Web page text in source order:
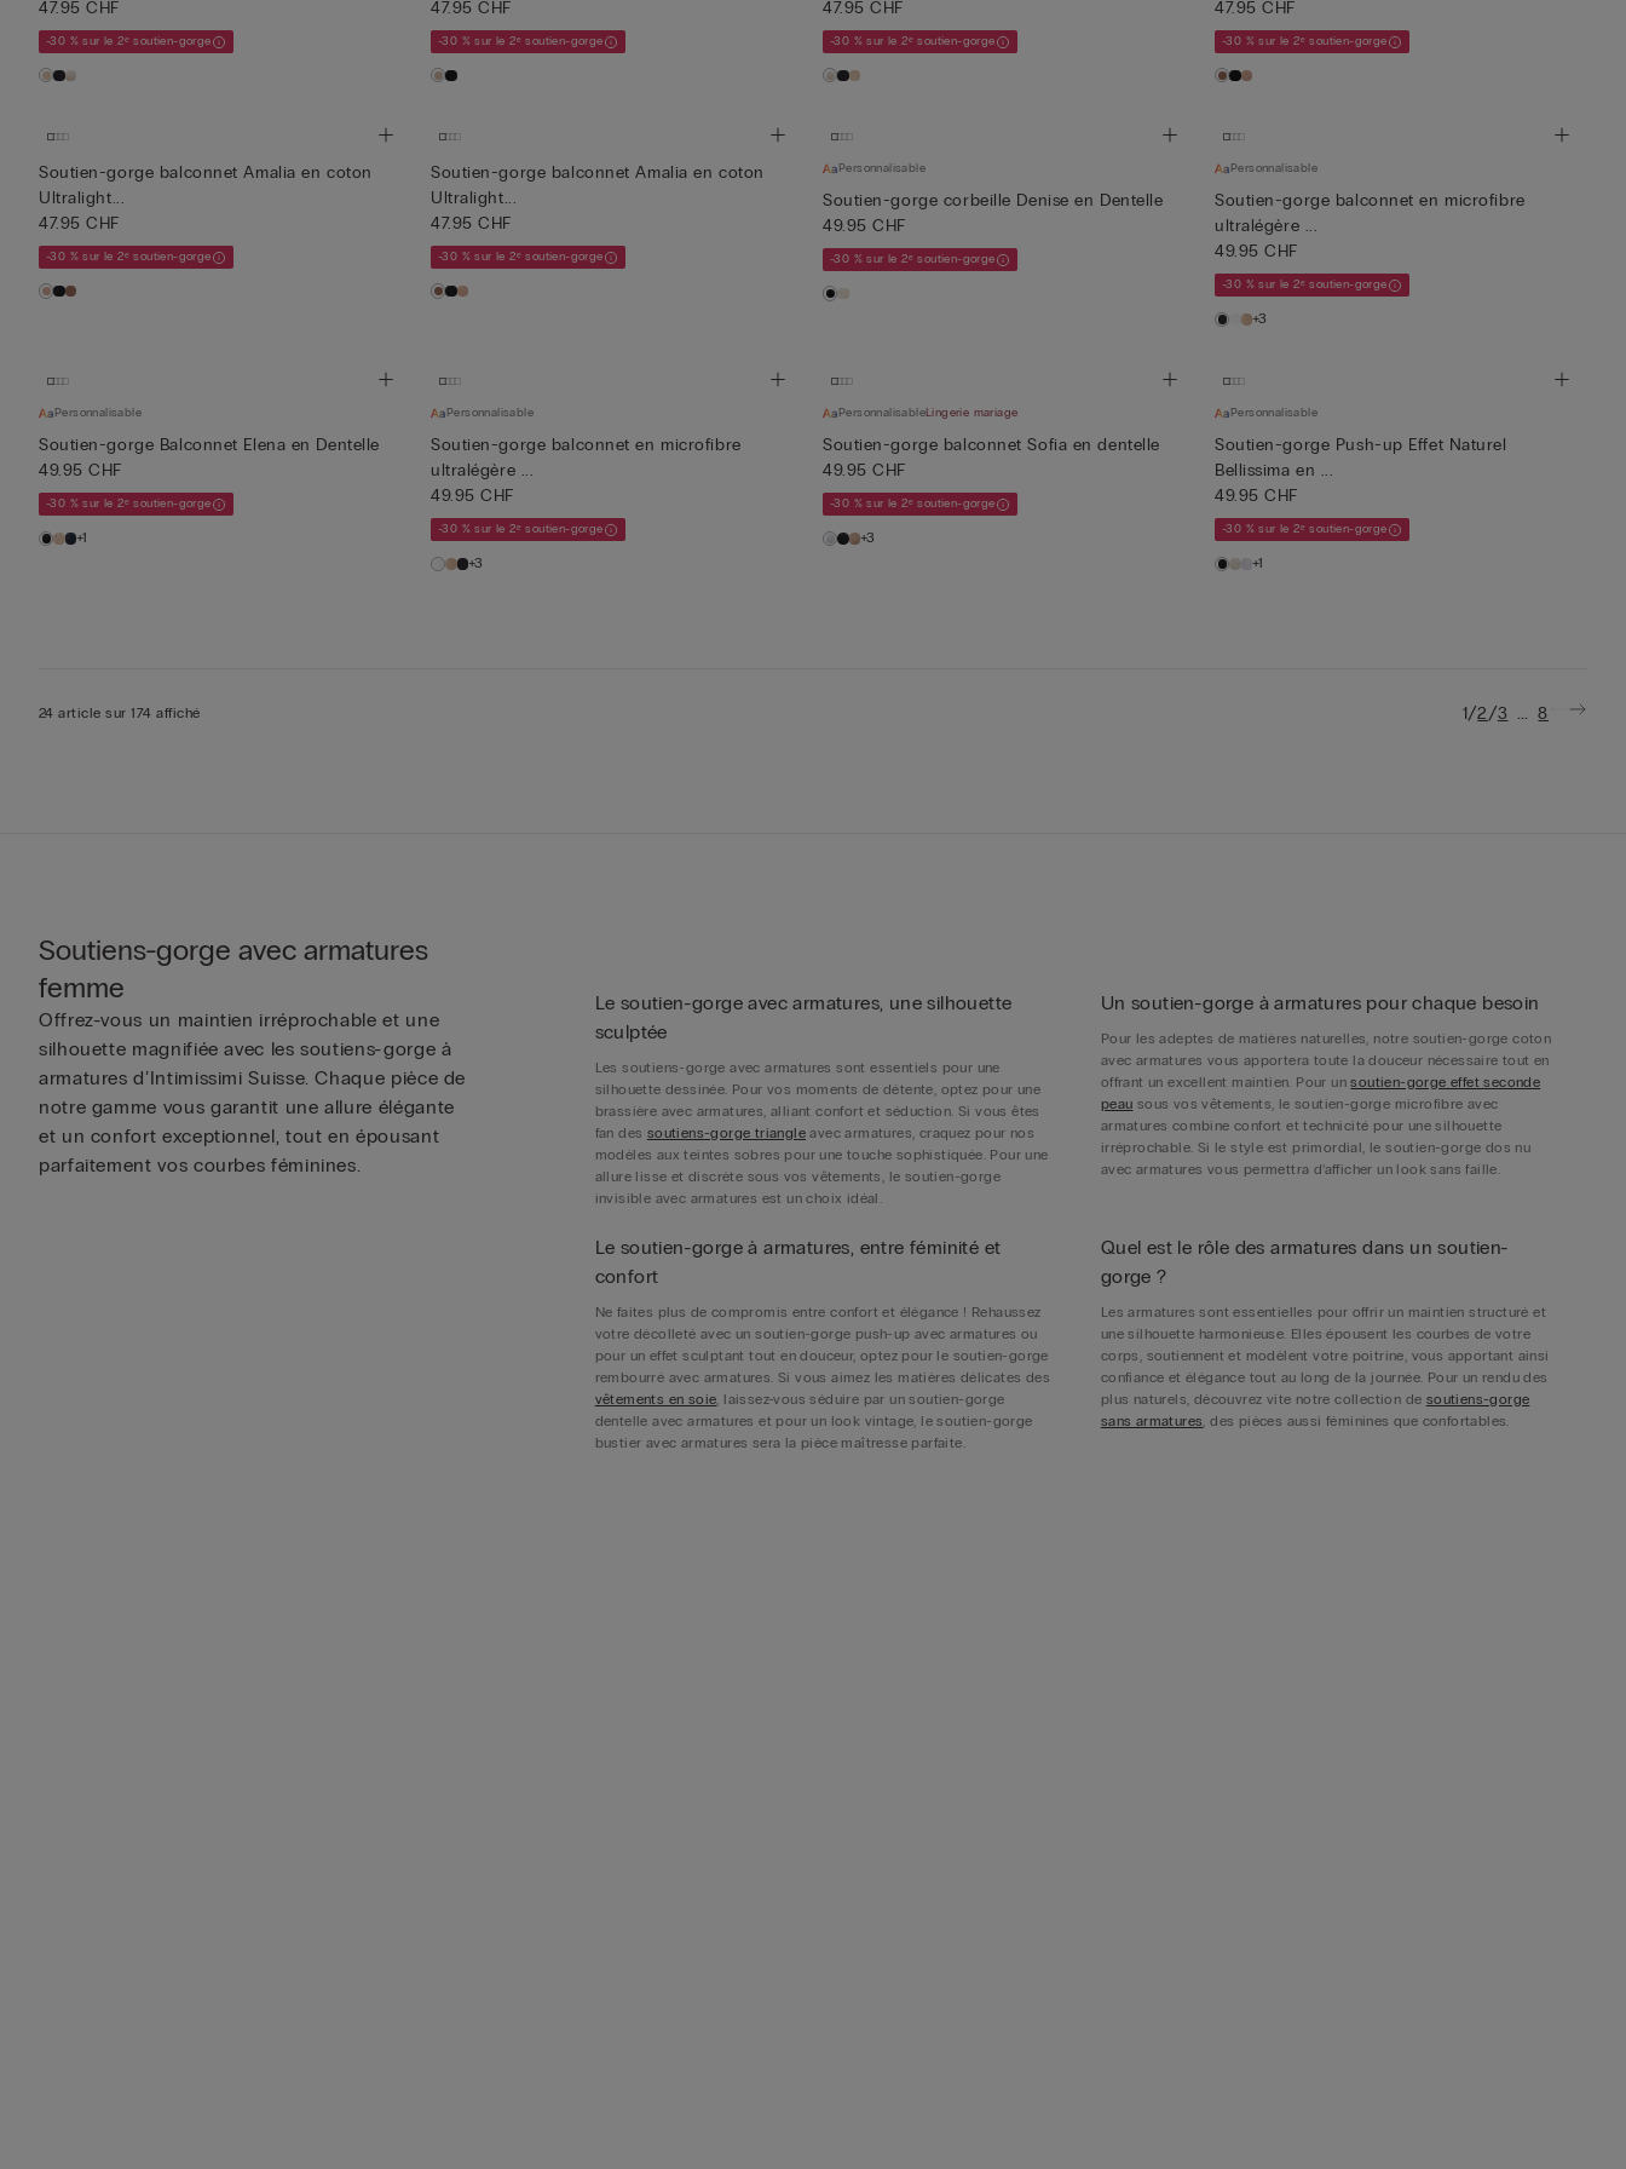
47.95 CHF
-30 % sur le 2ᵉ soutien-gorge
47.95 CHF
-30 % sur le 2ᵉ soutien-gorge
47.95 CHF
-30 % sur le 2ᵉ soutien-gorge
47.95 CHF
-30 % sur le 2ᵉ soutien-gorge
Soutien-gorge balconnet Amalia en coton
Ultralight...
47.95 CHF
-30 % sur le 2ᵉ soutien-gorge
Soutien-gorge balconnet Amalia en coton
Ultralight...
47.95 CHF
-30 % sur le 2ᵉ soutien-gorge
Personnalisable
Soutien-gorge corbeille Denise en Dentelle
49.95 CHF
-30 % sur le 2ᵉ soutien-gorge
Personnalisable
Soutien-gorge balconnet en microfibre
ultralégère ...
49.95 CHF
-30 % sur le 2ᵉ soutien-gorge
+3
Personnalisable
Soutien-gorge Balconnet Elena en Dentelle
49.95 CHF
-30 % sur le 2ᵉ soutien-gorge
+1
Personnalisable
Soutien-gorge balconnet en microfibre
ultralégère ...
49.95 CHF
-30 % sur le 2ᵉ soutien-gorge
+3
PersonnalisableLingerie mariage
Soutien-gorge balconnet Sofia en dentelle
49.95 CHF
-30 % sur le 2ᵉ soutien-gorge
+3
Personnalisable
Soutien-gorge Push-up Effet Naturel
Bellissima en ...
49.95 CHF
-30 % sur le 2ᵉ soutien-gorge
+1
24 article sur 174 affiché 1/2/3 ... 8
Soutiens-gorge avec armatures
femme
Offrez-vous un maintien irréprochable et une
silhouette magnifiée avec les soutiens-gorge à
armatures d’Intimissimi Suisse. Chaque pièce de
notre gamme vous garantit une allure élégante
et un confort exceptionnel, tout en épousant
parfaitement vos courbes féminines.
Le soutien-gorge avec armatures, une silhouette
sculptée
Les soutiens-gorge avec armatures sont essentiels pour une
silhouette dessinée. Pour vos moments de détente, optez pour une
brassière avec armatures, alliant confort et séduction. Si vous êtes
fan des soutiens-gorge triangle avec armatures, craquez pour nos
modèles aux teintes sobres pour une touche sophistiquée. Pour une
allure lisse et discrète sous vos vêtements, le soutien-gorge
invisible avec armatures est un choix idéal.
Un soutien-gorge à armatures pour chaque besoin
Pour les adeptes de matières naturelles, notre soutien-gorge coton
avec armatures vous apportera toute la douceur nécessaire tout en
offrant un excellent maintien. Pour unsoutien-gorge effet seconde
peau sous vos vêtements, le soutien-gorge microfibre avec
armatures combine confort et technicité pour une silhouette
irréprochable. Si le style est primordial, le soutien-gorge dos nu
avec armatures vous permettra d’afficher un look sans faille.
Le soutien-gorge à armatures, entre féminité et
confort
Ne faites plus de compromis entre confort et élégance ! Rehaussez
votre décolleté avec un soutien-gorge push-up avec armatures ou
pour un effet sculptant tout en douceur, optez pour le soutien-gorge
rembourré avec armatures. Si vous aimez les matières délicates des
vêtements en soie, laissez-vous séduire par un soutien-gorge
dentelle avec armatures et pour un look vintage, le soutien-gorge
bustier avec armatures sera la pièce maîtresse parfaite.
Quel est le rôle des armatures dans un soutien-
gorge ?
Les armatures sont essentielles pour offrir un maintien structuré et
une silhouette harmonieuse. Elles épousent les courbes de votre
corps, soutiennent et modèlent votre poitrine, vous apportant ainsi
confiance et élégance tout au long de la journée. Pour un rendu des
plus naturels, découvrez vite notre collection de soutiens-gorge
sans armatures, des pièces aussi féminines que confortables.